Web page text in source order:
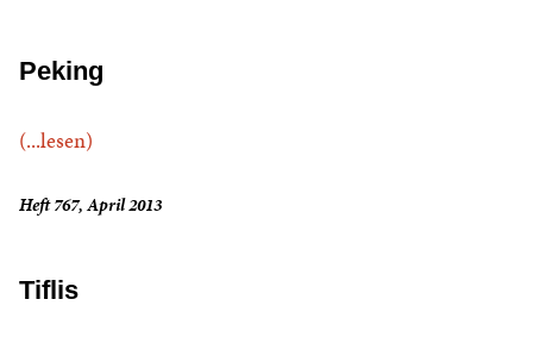
Peking
(...lesen)
Heft 767, April 2013
Tiflis